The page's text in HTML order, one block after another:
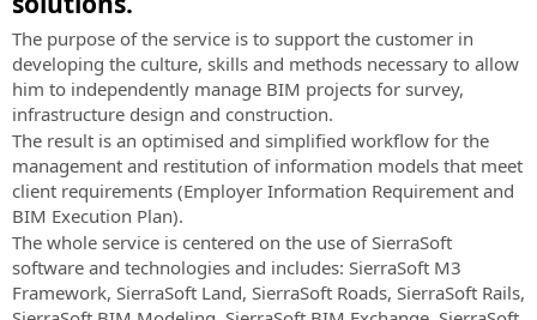
et
aux
infrastructures
de
transport
SierraSoft
Infra
Design
Studio
Logiciel
BIM
pour
la
conception
de
voies
ferrée,
de
Extension
logicielle
pour
l'échange
de
l'information
SierraSoft
BIM
Checking
Extension
logicielle
et
les
constructions
d'infrastructures
et
les
constructions
Subscription
Caractéristiques
de
l'abonnement
Codes
d'activation
Demande
de
codes
d'activation
de
produit
Informations
sur
SierraSoft
Contacts
Adresses,
et
réseau
de
vente
Nouvelles
(anciennement
Twitter)
Instagram
la
Newsletter
Tenez-
vous
informé
des
nouvelles,
des
promotions
et
des
offres
B2B
Store
Acheter
les
produits
SierraSoft
directement
en
ligne
Conditions
Italiano
English
Portugûes
Español
Deutsch
Français
The purpose of the service is to support the customer in
developing the culture, skills and methods necessary to allow
him to independently manage BIM projects for survey,
infrastructure design and construction.
The result is an optimised and simplified workflow for the
management and restitution of information models that meet
client requirements (Employer Information Requirement and
BIM Execution Plan).
The whole service is centered on the use of SierraSoft
software and technologies and includes: SierraSoft M3
Framework, SierraSoft Land, SierraSoft Roads, SierraSoft Rails,